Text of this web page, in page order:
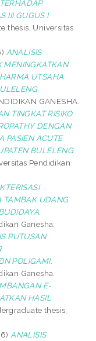
III GUGUS I
thesis, Universitas
ANALISIS
MENINGKATKAN
UTSAHA
GANESHA.
TINGKAT RISIKO
DENGAN
PASIEN ACUTE
BULELENG
Pendidikan
TAMBAK UDANG
Ganesha.
PUTUSAN
POLIGAMI.
Ganesha.
E-
HASIL
thesis,
ANALISIS